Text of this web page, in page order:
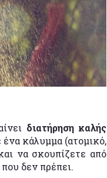
διατήρηση καλής
ένα κάλυμμα (ατομικό,
να σκουπίζετε από
δεν πρέπει.